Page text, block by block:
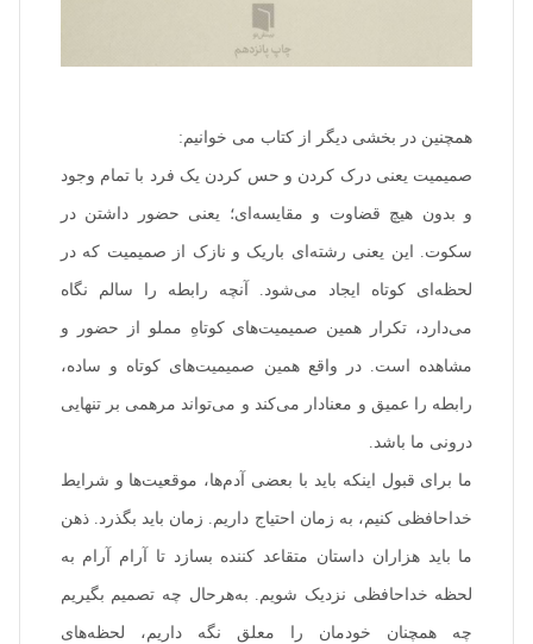
همچنین در بخشی دیگر از کتاب می خوانیم:
صمیمیت یعنی درک کردن و حس کردن یک فرد با تمام وجود
و بدون هیچ قضاوت و مقایسه‌ای؛ یعنی حضور داشتن در
سکوت. این یعنی رشته‌ای باریک و نازک از صمیمیت که در
لحظه‌ای کوتاه ایجاد می‌شود. آنچه رابطه را سالم نگاه
می‌دارد، تکرار همین صمیمیت‌های کوتاهِ مملو از حضور و
مشاهده است. در واقع همین صمیمیت‌های کوتاه و ساده،
رابطه را عمیق و معنادار می‌کند و می‌تواند مرهمی بر تنهایی
درونی ما باشد.
ما برای قبول اینکه باید با بعضی آدم‌ها، موقعیت‌ها و شرایط
خداحافظی کنیم، به زمان احتیاج داریم. زمان باید بگذرد. ذهن
ما باید هزاران داستان متقاعد کننده بسازد تا آرام ‌آرام به
لحظه خداحافظی نزدیک شویم. به‌هرحال چه تصمیم بگیریم
چه همچنان خودمان را معلق نگه داریم، لحظه‌های